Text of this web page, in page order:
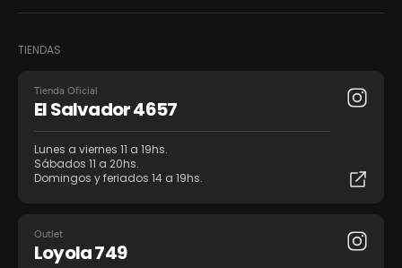
TIENDAS
Tienda Oficial
El Salvador 4657
Lunes a viernes 11 a 19hs.
Sábados 11 a 20hs.
Domingos y feriados 14 a 19hs.
Outlet
Loyola 749